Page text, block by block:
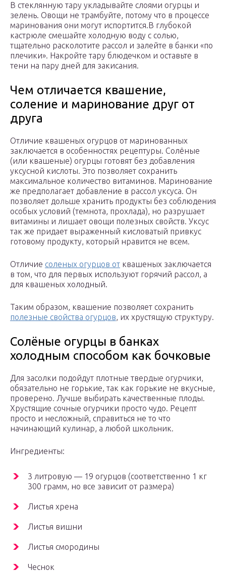
В стеклянную тару укладывайте слоями огурцы и
зелень. Овощи не трамбуйте, потому что в процессе
маринования они могут испортится.В глубокой
кастрюле смешайте холодную воду с солью,
тщательно расколотите рассол и залейте в банки «по
плечики». Накройте тару блюдечком и оставьте в
тени на пару дней для закисания.
Чем отличается квашение,
соление и маринование друг от
друга
Отличие квашеных огурцов от маринованных
заключается в особенностях рецептуры. Солёные
(или квашеные) огурцы готовят без добавления
уксусной кислоты. Это позволяет сохранить
максимальное количество витаминов. Маринование
же предполагает добавление в рассол уксуса. Он
позволяет дольше хранить продукты без соблюдения
особых условий (темнота, прохлада), но разрушает
витамины и лишает овощи полезных свойств. Уксус
так же придает выраженный кисловатый привкус
готовому продукту, который нравится не всем.
Отличие соленых огурцов от квашеных заключается
в том, что для первых используют горячий рассол, а
для квашеных холодный.
Таким образом, квашение позволяет сохранить
полезные свойства огурцов, их хрустящую структуру.
Солёные огурцы в банках
холодным способом как бочковые
Для засолки подойдут плотные твердые огурчики,
обязательно не горькие, так как горькие не вкусные,
проверено. Лучше выбирать качественные плоды.
Хрустящие сочные огурчики просто чудо. Рецепт
просто и несложный, справиться не то что
начинающий кулинар, а любой школьник.
Ингредиенты:
3 литровую — 19 огурцов (соответственно 1 кг
300 грамм, но все зависит от размера)
Листья хрена
Листья вишни
Листья смородины
Чеснок